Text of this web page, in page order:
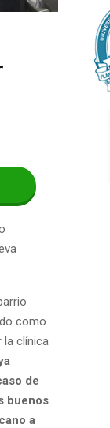
como
la clínica
de
buenos
a